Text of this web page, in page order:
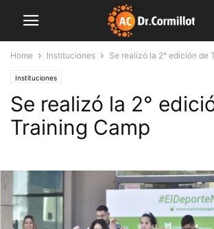
Home Instituciones Se realizó la 2° edición de
Instituciones
Se realizó la 2°
Training Camp